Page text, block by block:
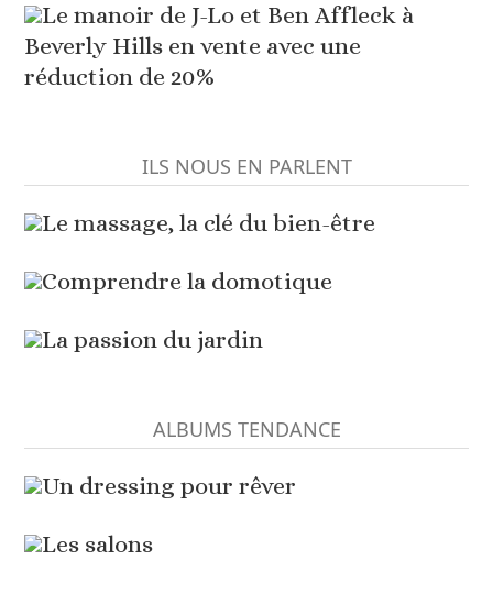
Le manoir de J-Lo et Ben Affleck à
Beverly Hills en vente avec une
réduction de 20%
ILS NOUS EN PARLENT
Le massage, la clé du bien-être
Comprendre la domotique
La passion du jardin
ALBUMS TENDANCE
Un dressing pour rêver
Les salons